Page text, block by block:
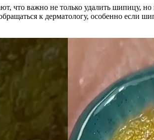
что важно не только удалить шипицу,
к дерматологу, особенно